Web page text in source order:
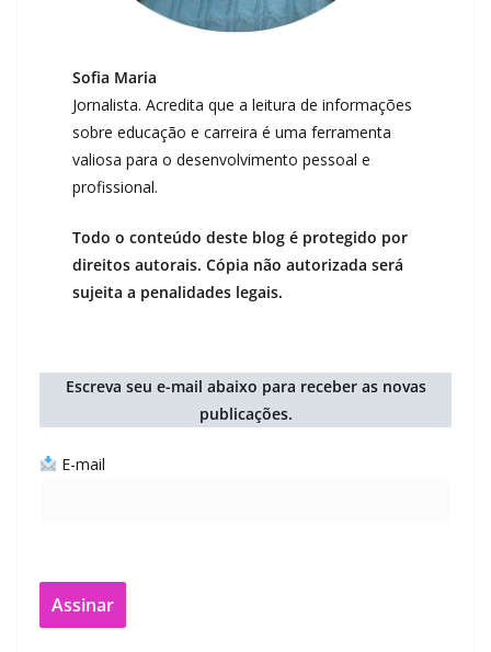
Sofia Maria
Jornalista. Acredita que a leitura de informações
sobre educação e carreira é uma ferramenta
valiosa para o desenvolvimento pessoal e
profissional.
Todo o conteúdo deste blog é protegido por
direitos autorais. Cópia não autorizada será
sujeita a penalidades legais.
Escreva seu e-mail abaixo para receber as novas
publicações.
E-mail